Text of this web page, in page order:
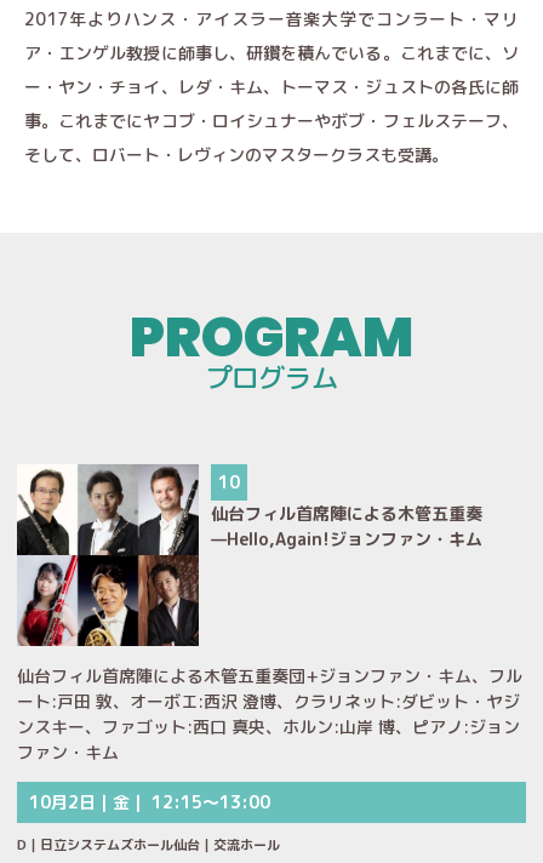
2017年よりハンス・アイスラー音楽大学でコンラート・マリ
ア・エンゲル教授に師事し、研鑽を積んでいる。これまでに、ソ
ー・ヤン・チョイ、レダ・キム、トーマス・ジュストの各氏に師
事。これまでにヤコブ・ロイシュナーやボブ・フェルステーフ、
そして、ロバート・レヴィンのマスタークラスも受講。
プログラム
10
仙台フィル首席陣による木管五重奏
—Hello,Again!ジョンファン・キム
仙台フィル首席陣による木管五重奏団+ジョンファン・キム、フル
ート:戸田 敦、オーボエ:西沢 澄博、クラリネット:ダビット・ヤジ
ンスキー、ファゴット:西口 真央、ホルン:山岸 博、ピアノ:ジョン
ファン・キム
10月2日｜金｜ 12:15～13:00
D｜日立システムズホール仙台｜交流ホール